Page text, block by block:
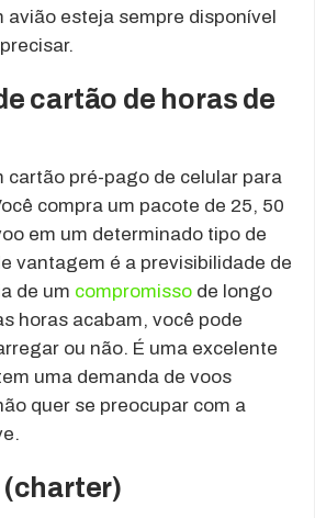
avião esteja sempre disponível
cartão de horas de
cartão pré-pago de celular para
compra um pacote de 25, 50
em um determinado tipo de
vantagem é a previsibilidade de
de um compromisso de longo
horas acabam, você pode
ou não. É uma excelente
uma demanda de voos
quer se preocupar com a